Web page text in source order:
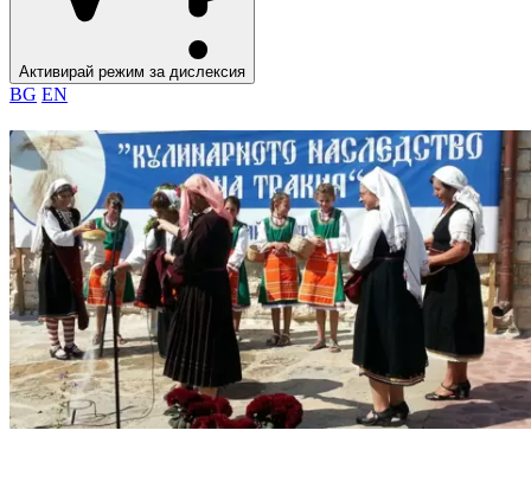
Активирай режим за дислексия
BG EN